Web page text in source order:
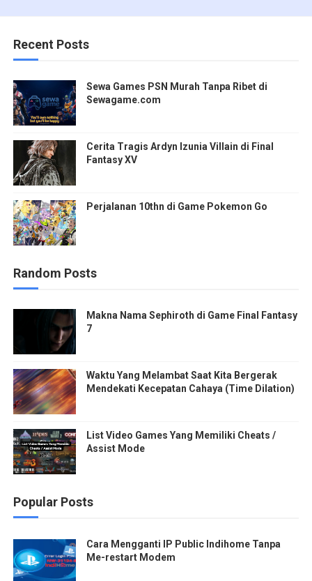
Recent Posts
Sewa Games PSN Murah Tanpa Ribet di
Sewagame.com
Cerita Tragis Ardyn Izunia Villain di Final
Fantasy XV
Perjalanan 10thn di Game Pokemon Go
Random Posts
Makna Nama Sephiroth di Game Final Fantasy
7
Waktu Yang Melambat Saat Kita Bergerak
Mendekati Kecepatan Cahaya (Time Dilation)
List Video Games Yang Memiliki Cheats /
Assist Mode
Popular Posts
Cara Mengganti IP Public Indihome Tanpa
Me-restart Modem